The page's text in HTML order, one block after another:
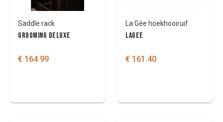
Saddle rack
GROOMING DELUXE
€ 164.99
La Gée hoekhooiruif
LAGEE
€ 161.40